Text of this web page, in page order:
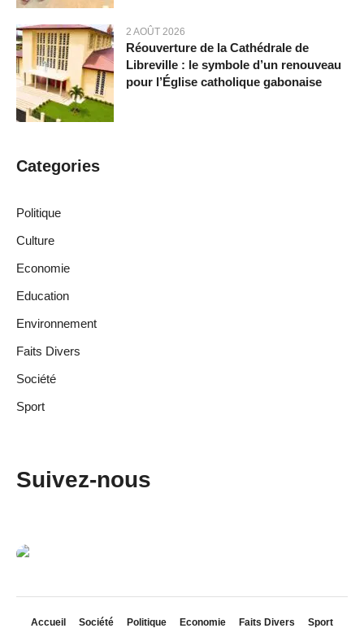
2 AOÛT 2026
Réouverture de la Cathédrale de
Libreville : le symbole d’un renouveau
pour l’Église catholique gabonaise
Categories
Politique
Culture
Economie
Education
Environnement
Faits Divers
Société
Sport
Suivez-nous
Accueil Société Politique Economie Faits Divers
Sport